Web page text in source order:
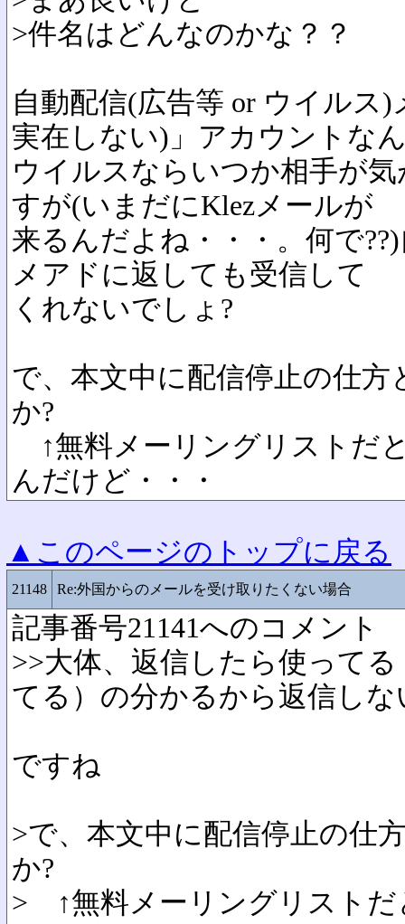
>件名はどんなのかな？？
自動配信(広告等 or ウイルス
実在しない)」アカウントな
ウイルスならいつか相手が
すが(いまだにKlezメールが
来るんだよね・・・。何で
メアドに返しても受信して
くれないでしょ?
で、本文中に配信停止の仕
か?
↑無料メーリングリストだ
んだけど・・・
▲このページのトップに戻る
21148 Re:外国からのメールを受け取りたくない場合
記事番号21141へのコメント
>>大体、返信したら使って
てる）の分かるから返信し
ですね
>で、本文中に配信停止の仕
か?
> ↑無料メーリングリストだ